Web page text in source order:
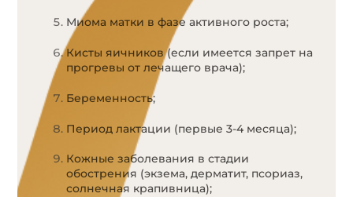
Миома матки в фазе активного роста;
Кисты яичников (если имеется запрет на
прогревы от лечащего врача);
Беременность;
Период лактации (первые 3-4 месяца);
Кожные заболевания в стадии
обострения (экзема, дерматит, псориаз,
солнечная крапивница);